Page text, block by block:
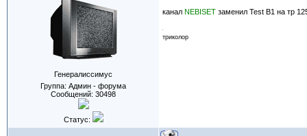
Генералиссимус
Группа: Админ - форума
Сообщений: 30498
Статус:
канал NEBISET заменил Test В1 на тр
триколор